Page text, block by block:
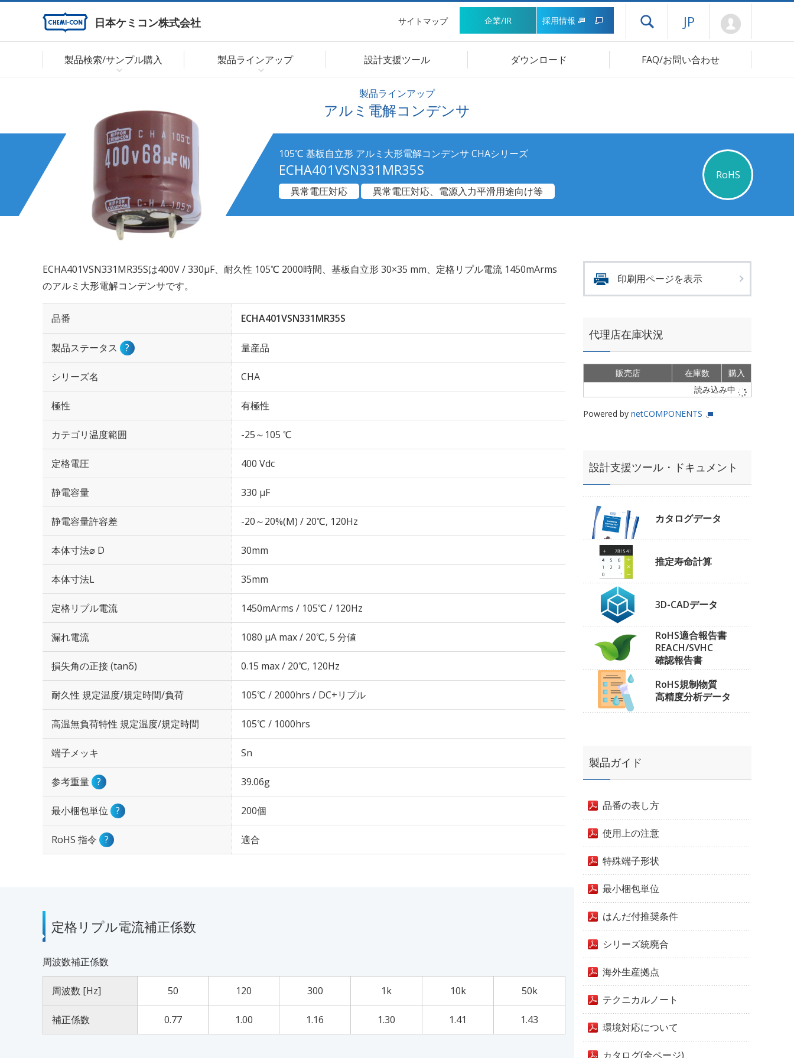
日本ケミコン株式会社 サイトマップ 企業/IR 採用情報 ドロワーメニューを開く
JP
製品検索/サンプル購入 製品ラインアップ 設計支援ツール ダウンロード FAQ/お問い合わせ
製品ラインアップ
アルミ電解コンデンサ
105℃ 基板自立形 アルミ大形電解コンデンサ CHAシリーズ
ECHA401VSN331MR35S
RoHS
異常電圧対応
異常電圧対応、電源入力平滑用途向け等
ECHA401VSN331MR35Sは400V / 330µF、耐久性 105℃ 2000時間、基板自立形 30×35 mm、定格リプル電流 1450mArms
のアルミ大形電解コンデンサです。
品番 ECHA401VSN331MR35S
製品ステータス ? 量産品
シリーズ名 CHA
極性 有極性
カテゴリ温度範囲 -25～105 ℃
定格電圧 400 Vdc
静電容量 330 µF
静電容量許容差 -20～20%(M) / 20℃, 120Hz
本体寸法⌀ D 30mm
本体寸法L 35mm
定格リプル電流 1450mArms / 105℃ / 120Hz
漏れ電流 1080 μA max / 20℃, 5 分値
損失角の正接 (tanδ) 0.15 max / 20℃, 120Hz
耐久性 規定温度/規定時間/負荷 105℃ / 2000hrs / DC+リプル
高温無負荷特性 規定温度/規定時間 105℃ / 1000hrs
端子メッキ Sn
参考重量 ? 39.06g
最小梱包単位 ? 200個
RoHS 指令 ? 適合
定格リプル電流補正係数
周波数補正係数
周波数 [Hz] 50 120 300 1k 10k 50k
補正係数 0.77 1.00 1.16 1.30 1.41 1.43
印刷用ページを表示
代理店在庫状況
販売店 在庫数
購入
読み込み中
Powered by netCOMPONENTS
設計支援ツール・ドキュメント
カタログデータ
推定寿命計算
3D-CADデータ
RoHS適合報告書
REACH/SVHC
確認報告書
RoHS規制物質
高精度分析データ
製品ガイド
品番の表し方
使用上の注意
特殊端子形状
最小梱包単位
はんだ付推奨条件
シリーズ統廃合
海外生産拠点
テクニカルノート
環境対応について
カタログ(全ページ)